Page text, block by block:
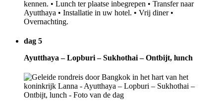
kennen. • Lunch ter plaatse inbegrepen • Transfer naar
Ayutthaya • Installatie in uw hotel. • Vrij diner •
Overnachting.
dag 5
Ayutthaya – Lopburi – Sukhothai – Ontbijt, lunch